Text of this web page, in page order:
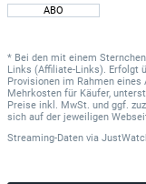
ABO
* Bei den mit einem
Links (Affiliate-Links). Erfolgt
Provisionen im Rahmen
Mehrkosten für Käufer,
Preise inkl. MwSt. und ggf.
sich auf der jeweiligen
Streaming-Daten via